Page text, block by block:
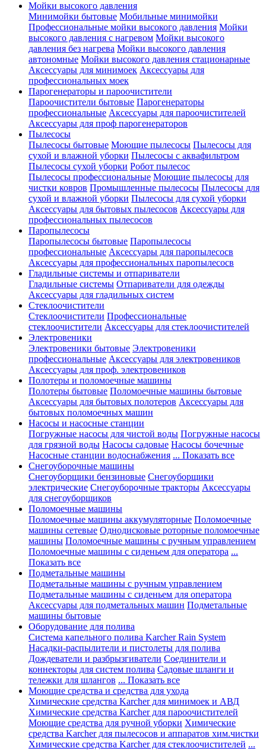
Мойки высокого давления
Минимойки бытовые Мобильные минимойки
Профессиональные мойки высокого давления Мойки
высокого давления с нагревом Мойки высокого
давления без нагрева Мойки высокого давления
автономные Мойки высокого давления стационарные
Аксессуары для минимоек Аксессуары для
профессиональных моек
Парогенераторы и пароочистители
Пароочистители бытовые Парогенераторы
профессиональные Аксессуары для пароочистителей
Аксессуары для проф парогенераторов
Пылесосы
Пылесосы бытовые Моющие пылесосы Пылесосы для
сухой и влажной уборки Пылесосы с аквафильтром
Пылесосы сухой уборки Робот пылесос
Пылесосы профессиональные Моющие пылесосы для
чистки ковров Промышленные пылесосы Пылесосы для
сухой и влажной уборки Пылесосы для сухой уборки
Аксессуары для бытовых пылесосов Аксессуары для
профессиональных пылесосов
Паропылесосы
Паропылесосы бытовые Паропылесосы
профессиональные Аксессуары для паропылесосв
Аксессуары для профессиональных паропылесосв
Гладильные системы и отпариватели
Гладильные системы Отпариватели для одежды
Аксессуары для гладильных систем
Стеклоочистители
Стеклоочистители Профессиональные
стеклоочистители Аксессуары для стеклоочистителей
Электровеники
Электровеники бытовые Электровеники
профессиональные Аксессуары для электровеников
Аксессуары для проф. электровеников
Полотеры и поломоечные машины
Полотеры бытовые Поломоечные машины бытовые
Аксессуары для бытовых полотеров Аксессуары для
бытовых поломоечных машин
Насосы и насосные станции
Погружные насосы для чистой воды Погружные насосы
для грязной воды Насосы садовые Насосы бочечные
Насосные станции водоснабжения ... Показать все
Снегоуборочные машины
Снегоуборщики бензиновые Снегоуборщики
электрические Снегоуборочные тракторы Аксессуары
для снегоуборщиков
Поломоечные машины
Поломоечные машины аккумуляторные Поломоечные
машины сетевые Однодисковые роторные поломоечные
машины Поломоечные машины с ручным управлением
Поломоечные машины с сиденьем для оператора ...
Показать все
Подметальные машины
Подметальные машины с ручным управлением
Подметальные машины с сиденьем для оператора
Аксессуары для подметальных машин Подметальные
машины бытовые
Оборудование для полива
Система капельного полива Karcher Rain System
Насадки-распылители и пистолеты для полива
Дождеватели и разбрызгиватели Соединители и
коннекторы для систем полива Садовые шланги и
тележки для шлангов ... Показать все
Моющие средства и средства для ухода
Химические средства Karcher для минимоек и АВД
Химические средства Karcher для пароочистителей
Моющие средства для ручной уборки Химические
средства Karcher для пылесосов и аппаратов хим.чистки
Химические средства Karcher для стеклоочистителей ...